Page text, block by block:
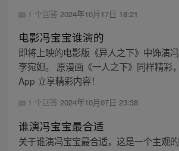
1 个回答 2024年10月17日 18:21
电影冯宝宝谁演的
即将上映的电影版《异人之下》中饰演
李宛妲。 原漫画《一人之下》同样精彩
App 立享精彩内容！
1 个回答 2024年10月07日 23:38
谁演冯宝宝最合适
关于谁演冯宝宝最合适，这是一个主观